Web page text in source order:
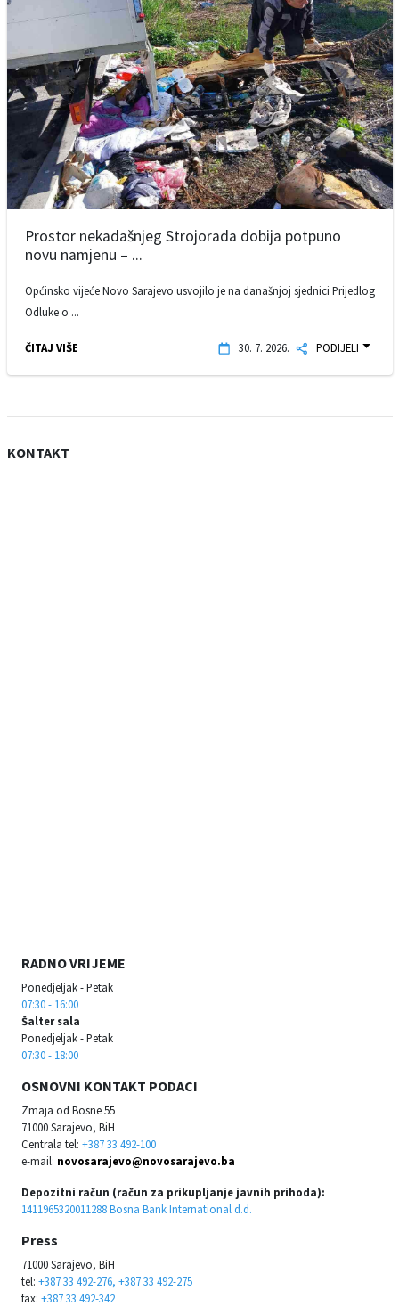
Prostor nekadašnjeg Strojorada dobija potpuno
novu namjenu – ...
Općinsko vijeće Novo Sarajevo usvojilo je na današnjoj sjednici Prijedlog
Odluke o ...
ČITAJ VIŠE 30. 7. 2026. PODIJELI
KONTAKT
RADNO VRIJEME
Ponedjeljak - Petak
07:30 - 16:00
Šalter sala
Ponedjeljak - Petak
07:30 - 18:00
OSNOVNI KONTAKT PODACI
Zmaja od Bosne 55
71000 Sarajevo, BiH
Centrala tel: +387 33 492-100
e-mail: novosarajevo@novosarajevo.ba
Depozitni račun (račun za prikupljanje javnih prihoda):
1411965320011288 Bosna Bank International d.d.
Press
71000 Sarajevo, BiH
tel: +387 33 492-276, +387 33 492-275
fax: +387 33 492-342